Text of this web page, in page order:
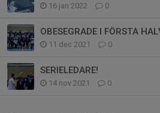
16 jan 2022 0
OBESEGRADE I FÖRSTA
11 dec 2021 0
SERIELEDARE!
14 nov 2021 0